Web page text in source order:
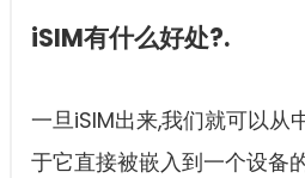
iSIM有什么好处?.
一旦iSIM出来,我们就可以从
于它直接被嵌入到一个设备